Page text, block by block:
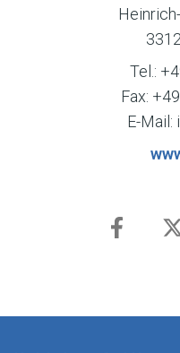
Tel.:
Fax:
E-Mail: